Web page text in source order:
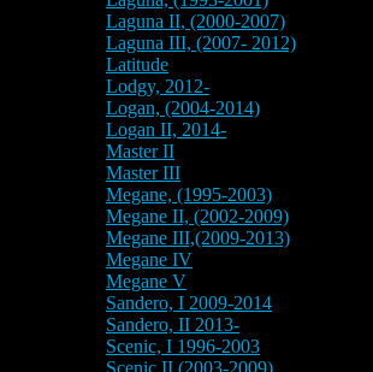
Laguna II, (2000-2007)
Laguna III, (2007- 2012)
Latitude
Lodgy, 2012-
Logan, (2004-2014)
Logan II, 2014-
Master II
Master III
Megane, (1995-2003)
Megane II, (2002-2009)
Megane III,(2009-2013)
Megane IV
Megane V
Sandero, I 2009-2014
Sandero, II 2013-
Scenic, I 1996-2003
Scenic II (2003-2009)